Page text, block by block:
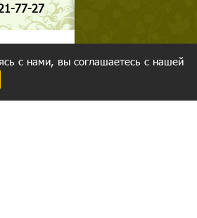
77-27
с нами, вы соглашаетесь с нашей